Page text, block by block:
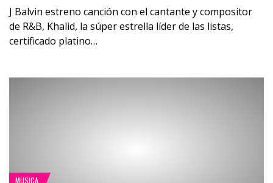
J Balvin estreno canción con el cantante y compositor
de R&B, Khalid, la súper estrella líder de las listas,
certificado platino…
MUSICA